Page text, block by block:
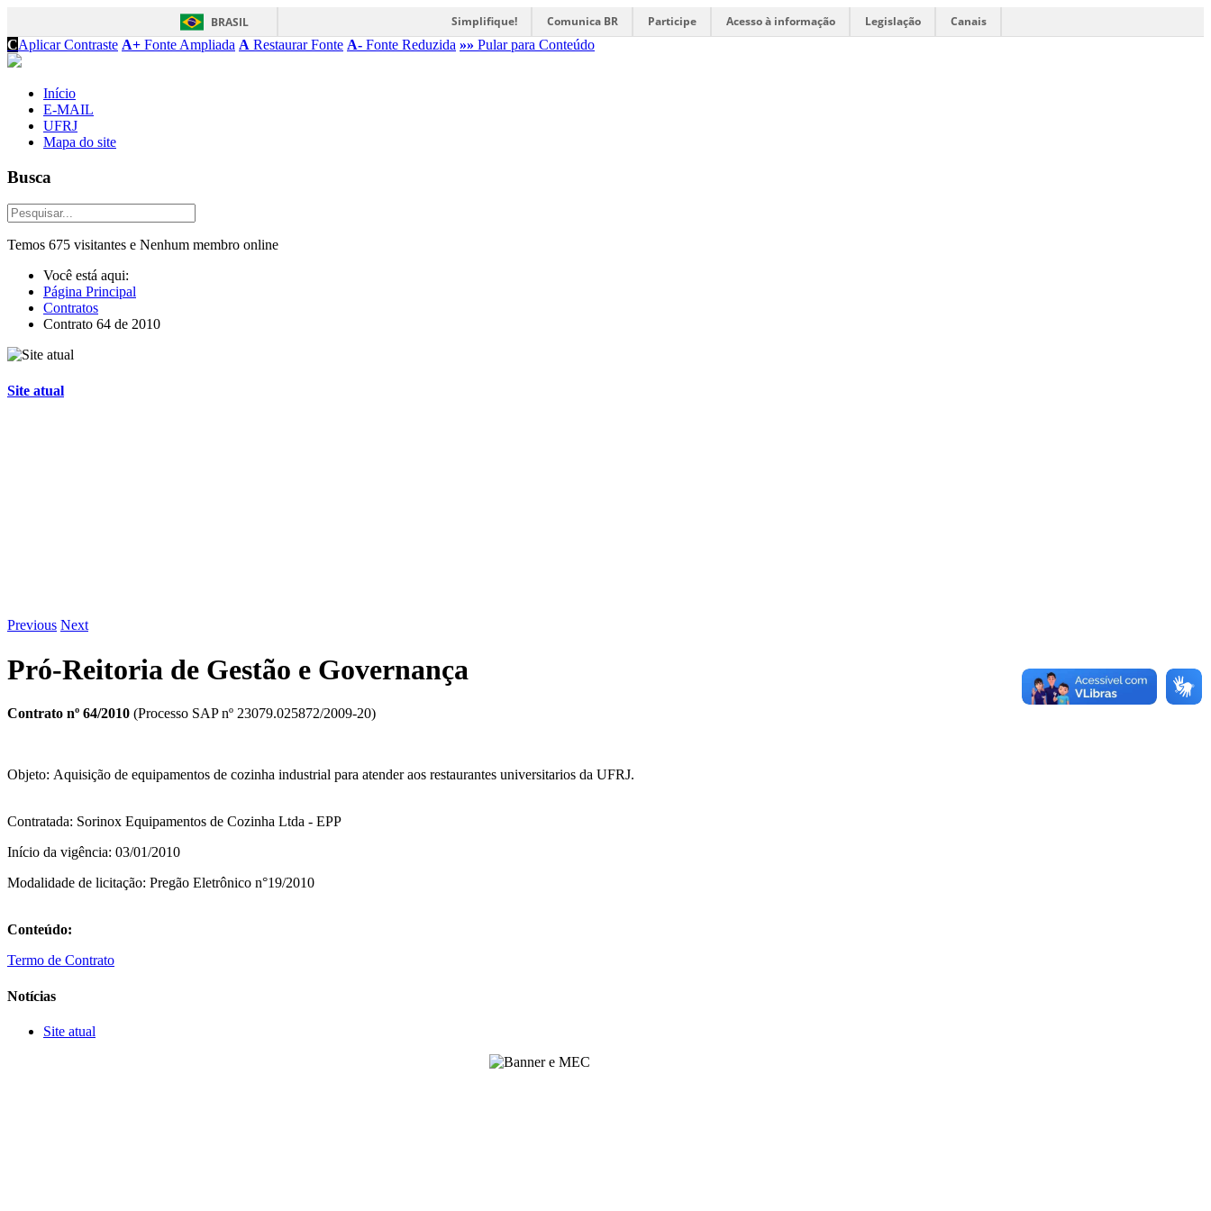
BRASIL Simplifique! Comunica BR Participe Acesso à informação Legislação
Canais
CAplicar Contraste A+ Fonte Ampliada A Restaurar Fonte A- Fonte Reduzida »» Pular para Conteúdo
Início
E-MAIL
UFRJ
Mapa do site
Busca
Temos 675 visitantes e Nenhum membro online
Você está aqui:
Página Principal
Contratos
Contrato 64 de 2010
Site atual
Previous Next
Pró-Reitoria de Gestão e Governança
Contrato nº 64/2010 (Processo SAP nº 23079.025872/2009-20)
Objeto: Aquisição de equipamentos de cozinha industrial para atender aos restaurantes universitarios da UFRJ.
Contratada: Sorinox Equipamentos de Cozinha Ltda - EPP
Início da vigência: 03/01/2010
Modalidade de licitação: Pregão Eletrônico n°19/2010
Conteúdo:
Termo de Contrato
Notícias
Site atual